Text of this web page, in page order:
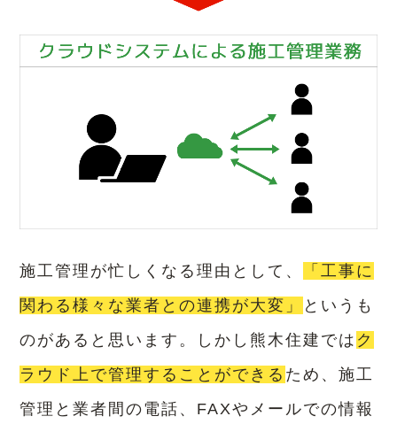
施工管理が忙しくなる理由として、
「工事に
関わる様々な業者との連携が大変」
というも
のがあると思います。
しかし熊木住建では ク
ラウド上で管理することができる ため、施工
管理と業者間の電話、FAXやメールでの情報